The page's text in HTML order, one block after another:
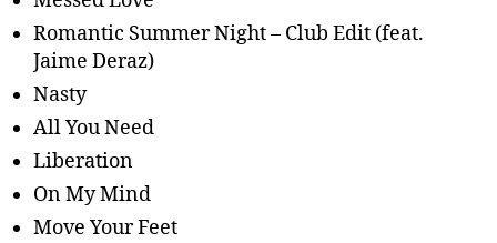
Romantic Summer Night – Club Edit (feat.
Jaime Deraz)
Nasty
All You Need
Liberation
On My Mind
Move Your Feet